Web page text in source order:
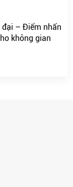
đại – Điểm nhấn
không gian